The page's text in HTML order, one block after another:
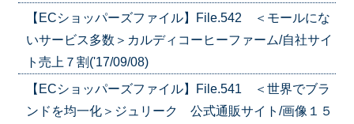
【ECショッパーズファイル】File.542 ＜モールにな
いサービス多数＞カルディコーヒーファーム/自社サイ
ト売上７割('17/09/08)
【ECショッパーズファイル】File.541 ＜世界でブラ
ンドを均一化＞ジュリーク 公式通販サイト/画像１５